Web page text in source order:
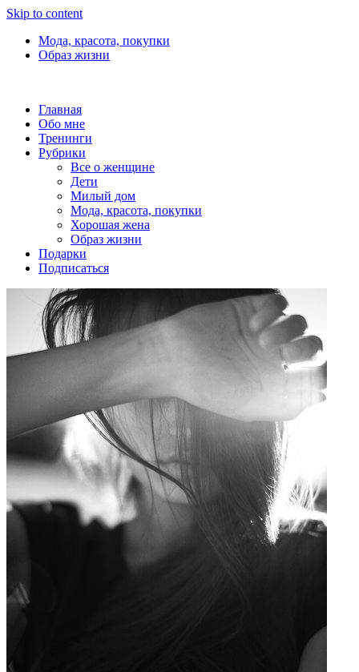
Skip to content
Мода, красота, покупки
Образ жизни
Главная
Обо мне
Тренинги
Рубрики
Все о женщине
Дети
Милый дом
Мода, красота, покупки
Хорошая жена
Образ жизни
Подарки
Подписаться